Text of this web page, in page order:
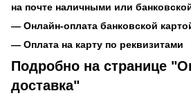
на почте наличными или
— Онлайн-оплата банковской
— Оплата на карту по реквизитами
Подробно на странице
доставка"